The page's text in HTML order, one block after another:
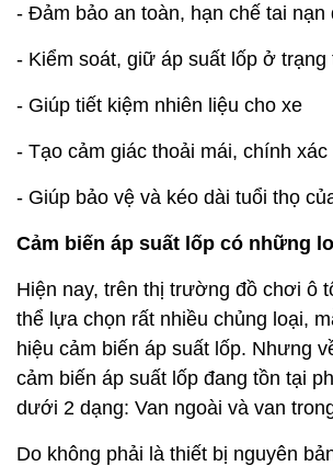
- Đảm bảo an toàn, hạn chế tai nạn
- Kiểm soát, giữ áp suất lốp ở trạng
- Giúp tiết kiệm nhiên liệu cho xe
- Tạo cảm giác thoải mái, chính xác
- Giúp bảo vệ và kéo dài tuổi thọ
Cảm biến áp suất lốp có những
Hiện nay, trên thị trường đồ chơi ô
thể lựa chọn rất nhiều chủng loại,
hiệu cảm biến áp suất lốp. Nhưng
cảm biến áp suất lốp đang tồn tại
dưới 2 dạng: Van ngoài và van
Do không phải là thiết bị nguyên